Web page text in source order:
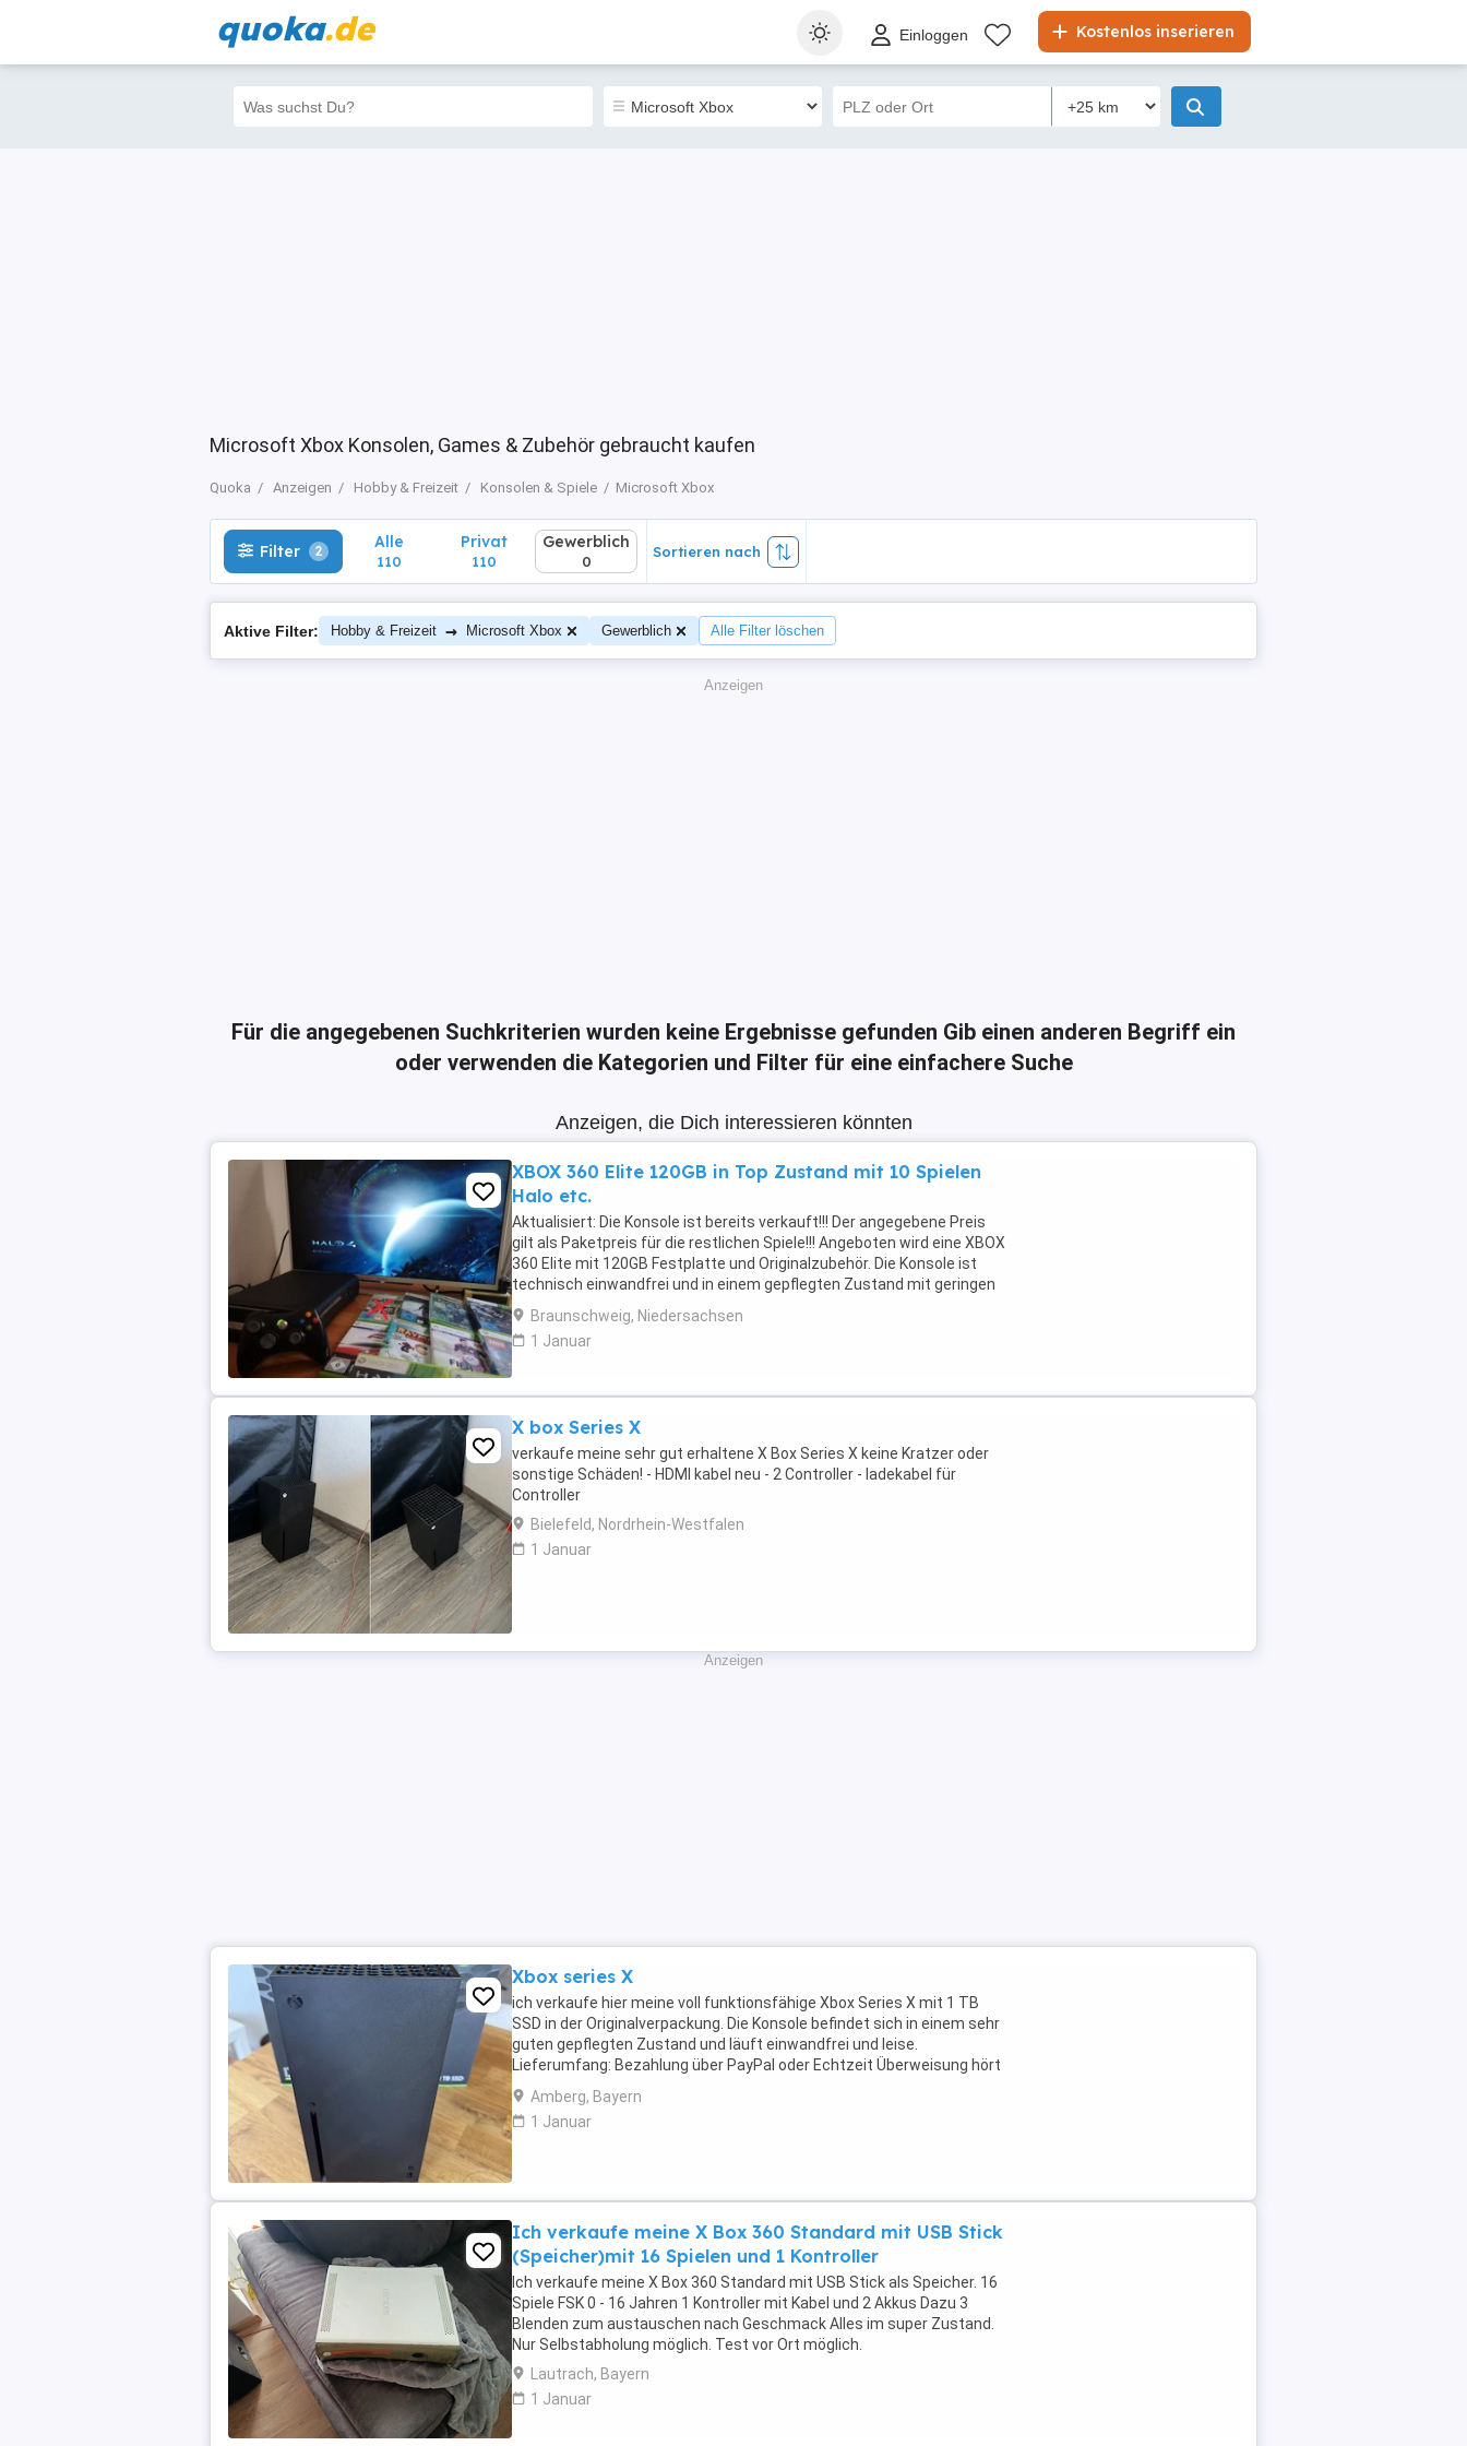
quoka.de Kostenlos inserieren
Einloggen
Microsoft Xbox Konsolen, Games & Zubehör gebraucht kaufen
Quoka Anzeigen Hobby & Freizeit Konsolen & Spiele Microsoft Xbox
Filter 2 Alle
110
Filter 2 Alle
110
Privat
110
Gewerblich
0
Sortieren nach
Aktive Filter: Hobby & Freizeit → Microsoft Xbox Gewerblich Alle Filter löschen
Anzeigen
Für die angegebenen Suchkriterien wurden keine Ergebnisse gefunden Gib einen anderen Begriff ein
oder verwenden die Kategorien und Filter für eine einfachere Suche
Anzeigen, die Dich interessieren könnten
XBOX 360 Elite 120GB in Top Zustand mit 10 Spielen
Halo etc.
Aktualisiert: Die Konsole ist bereits verkauft!!! Der angegebene Preis
gilt als Paketpreis für die restlichen Spiele!!! Angeboten wird eine XBOX
360 Elite mit 120GB Festplatte und Originalzubehör. Die Konsole ist
technisch einwandfrei und in einem gepflegten Zustand mit geringen
Nutzungsspuren. Der ...
Braunschweig, Niedersachsen
1 Januar
X box Series X
verkaufe meine sehr gut erhaltene X Box Series X keine Kratzer oder
sonstige Schäden! - HDMI kabel neu - 2 Controller - ladekabel für
Controller
Bielefeld, Nordrhein-Westfalen
1 Januar
Anzeigen
Xbox series X
ich verkaufe hier meine voll funktionsfähige Xbox Series X mit 1 TB
SSD in der Originalverpackung. Die Konsole befindet sich in einem sehr
guten gepflegten Zustand und läuft einwandfrei und leise.
Lieferumfang: Bezahlung über PayPal oder Echtzeit Überweisung hört
auf mit euren Betrugs Seiten mich zu ...
Amberg, Bayern
1 Januar
Ich verkaufe meine X Box 360 Standard mit USB Stick
(Speicher)mit 16 Spielen und 1 Kontroller
Ich verkaufe meine X Box 360 Standard mit USB Stick als Speicher. 16
Spiele FSK 0 - 16 Jahren 1 Kontroller mit Kabel und 2 Akkus Dazu 3
Blenden zum austauschen nach Geschmack Alles im super Zustand.
Nur Selbstabholung möglich. Test vor Ort möglich.
Lautrach, Bayern
1 Januar